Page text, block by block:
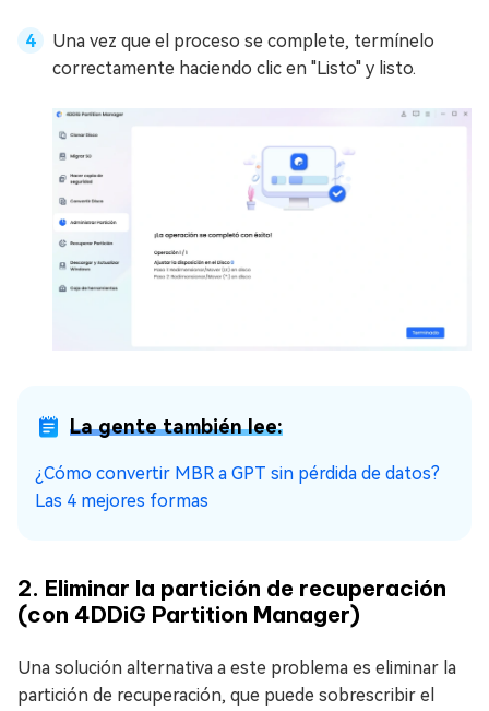
Una vez que el proceso se complete, termínelo
correctamente haciendo clic en "Listo" y listo.
La gente también lee:
¿Cómo convertir MBR a GPT sin pérdida de datos?
Las 4 mejores formas
2. Eliminar la partición de recuperación
(con 4DDiG Partition Manager)
Una solución alternativa a este problema es eliminar la
partición de recuperación, que puede sobrescribir el